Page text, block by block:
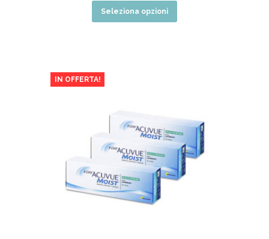
Seleziona opzioni
IN OFFERTA!